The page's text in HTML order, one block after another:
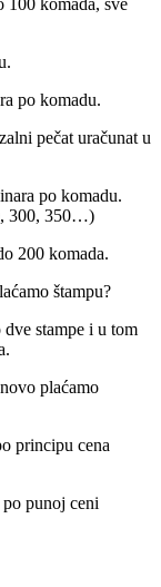
po komadu.
pečat uračunat u
po komadu.
300, 350…)
200 komada.
štampu?
stampe i u tom
plaćamo
principu cena
punoj ceni